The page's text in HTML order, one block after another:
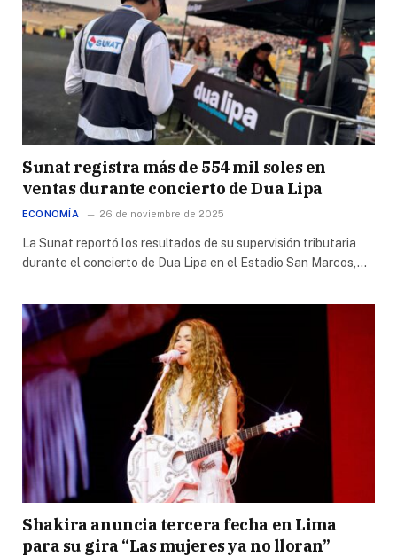
Sunat registra más de 554 mil soles en
ventas durante concierto de Dua Lipa
ECONOMÍA 26 de noviembre de 2025
La Sunat reportó los resultados de su supervisión tributaria
durante el concierto de Dua Lipa en el Estadio San Marcos,…
Shakira anuncia tercera fecha en Lima
para su gira “Las mujeres ya no lloran”